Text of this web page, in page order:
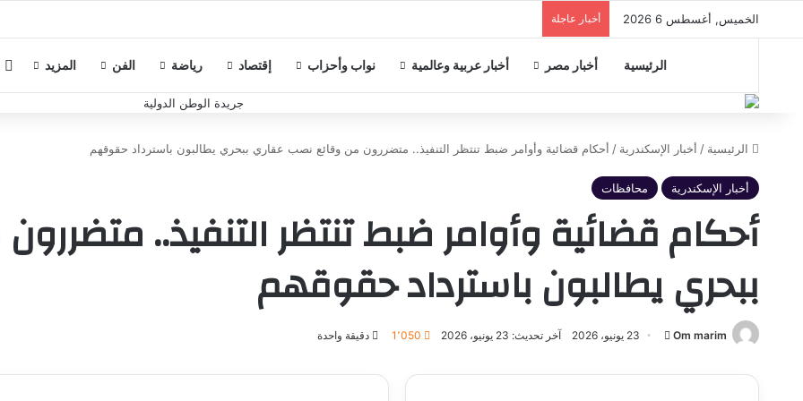
الخميس, أغسطس 6 2026 أخبار عاجلة
الرئيسية أخبار مصر أخبار عربية وعالمية نواب وأحزاب إقتصاد رياضة الفن المزيد
الرئيسية / أخبار الإسكندرية / أحكام قضائية وأوامر ضبط تنتظر التنفيذ.. متضررون من وقائع نصب عقاري ببحري يطالبون باسترداد حقوقهم
أخبار الإسكندرية محافظات
أحكام قضائية وأوامر ضبط تنتظر التنفيذ..
ببحري يطالبون باسترداد حقوقهم
Om marim أرسل
إلكترونيا
23 يونيو، 2026 آخر تحديث: 23 يونيو، 2026 1٬050 دقيقة واحدة